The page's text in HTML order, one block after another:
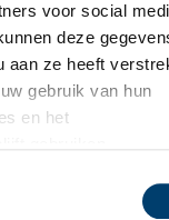
voor social
deze
aan ze heeft
gebruik van hun
en het
zich vroeger